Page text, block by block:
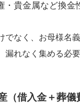
・貴金属など換金
でなく、お母様名
漏れなく集める必要
（借入金＋葬儀